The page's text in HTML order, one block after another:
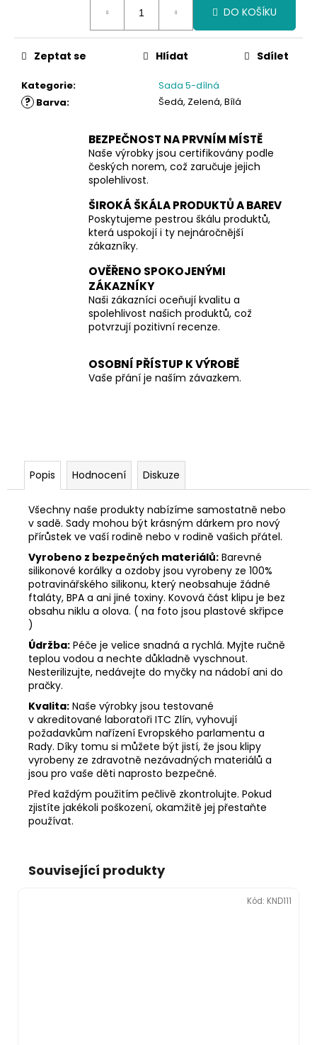
DO KOŠÍKU
Kategorie: Sada 5-dílná
? Barva: Šedá, Zelená, Bílá
Zeptat se Hlídat Sdílet
BEZPEČNOST NA PRVNÍM MÍSTĚ
Naše výrobky jsou certifikovány podle
českých norem, což zaručuje jejich
spolehlivost.
ŠIROKÁ ŠKÁLA PRODUKTŮ A BAREV
Poskytujeme pestrou škálu produktů,
která uspokojí i ty nejnáročnější
zákazníky.
OVĚŘENO SPOKOJENÝMI
ZÁKAZNÍKY
Naši zákazníci oceňují kvalitu a
spolehlivost našich produktů, což
potvrzují pozitivní recenze.
OSOBNÍ PŘÍSTUP K VÝROBĚ
Vaše přání je naším závazkem.
Popis Hodnocení Diskuze
Všechny naše produkty nabízíme samostatně nebo
v sadě. Sady mohou být krásným dárkem pro nový
přírůstek ve vaší rodině nebo v rodině vašich přátel.
Vyrobeno z bezpečných materiálů: Barevné
silikonové korálky a ozdoby jsou vyrobeny ze 100%
potravinářského silikonu, který neobsahuje žádné
ftaláty, BPA a ani jiné toxiny. Kovová část klipu je bez
obsahu niklu a olova. ( na foto jsou plastové skřipce
)
Údržba: Péče je velice snadná a rychlá. Myjte ručně
teplou vodou a nechte důkladně vyschnout.
Nesterilizujte, nedávejte do myčky na nádobí ani do
pračky.
Kvalita: Naše výrobky jsou testované
v akreditované laboratoři ITC Zlín, vyhovují
požadavkům nařízení Evropského parlamentu a
Rady. Díky tomu si můžete být jistí, že jsou klipy
vyrobeny ze zdravotně nezávadných materiálů a
jsou pro vaše děti naprosto bezpečné.
Před každým použitím pečlivě zkontrolujte. Pokud
zjistíte jakékoli poškození, okamžitě jej přestaňte
používat.
Související produkty
Kód: KND111